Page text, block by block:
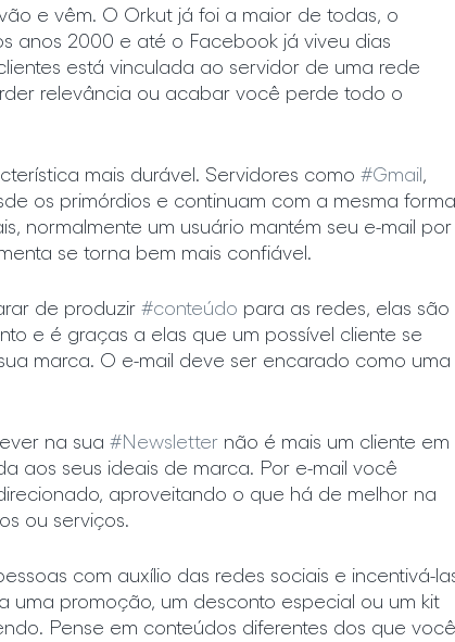
e vêm. O Orkut já foi a maior de todas, o
anos 2000 e até o Facebook já viveu dias
está vinculada ao servidor de uma rede
relevância ou acabar você perde todo o
mais durável. Servidores como #Gmail
os primórdios e continuam com a mesma forma
normalmente um usuário mantém seu e-mail por
se torna bem mais confiável.
de produzir #conteúdo para as redes, elas são
e é graças a elas que um possível cliente se
marca. O e-mail deve ser encarado como uma
na sua #Newsletter não é mais um cliente em
aos seus ideais de marca. Por e-mail você
aproveitando o que há de melhor na
ou serviços.
com auxílio das redes sociais e incentivá-
uma promoção, um desconto especial ou um kit
Pense em conteúdos diferentes dos que você